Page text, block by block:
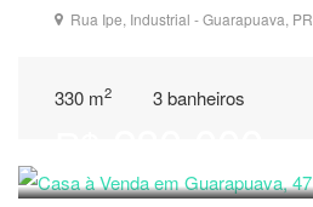
Rua Ipe, Industrial - Guarapuava, PR
330 m2 3 banheiros